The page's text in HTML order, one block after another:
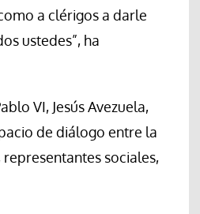
a clérigos a darle
ustedes”, ha
VI, Jesús Avezuela,
de diálogo entre la
sociales,